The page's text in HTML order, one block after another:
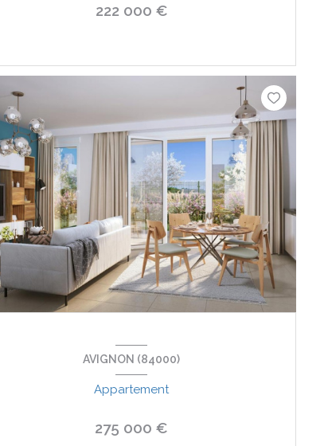
222 000 €
AVIGNON (84000)
Appartement
275 000 €